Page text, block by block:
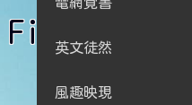
First ~2日
英文徒然
風趣映現